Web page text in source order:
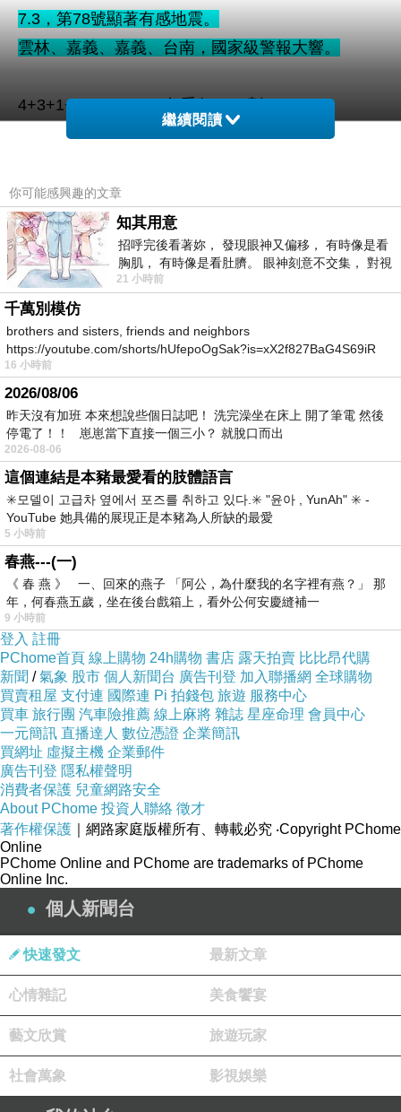
7.3， 第78號顯著有感地震。
雲林、嘉義、嘉義、台南，國家級警報大響。
4+3+1+1+4+7=20
4+9=13
3：也，3劃
78：第78尊
第78尊降臨寶島台灣的素食神：我乃「佛道雙教神
包悉仁」是也。
「欲界第三天之主」又「地獄之主」，共78劃。
「欲界第三天之主」又「地獄之主」，名為「雙王
大帝」。
「雙禔大帝」、「雙王大帝」，共78劃。
「雙禔大帝（蕭衍）（蕭淑怛）」、「雙王大帝
（包拯）（包悉仁）
這是「二尊大神」選擇作「第77尊、第78尊降臨寶
島台灣的素食神」的原因。
https://news.ltn.com.tw/news/world/breakingnews/5000256
https://www.ettoday.net/news/20250402/2936711.htm
https://www.wenweipo.com/a/202504/02/AP67ed5465e4b0d2e9809116
a1.html
2025.4.2，台灣時間22
發生地震。
（1）
（2）「美國地質調查所（USGS）」的數據為
6.2級、深度26公里
里。
鹿兒島縣、宮崎縣，震度4級。
繼續閱讀
你可能感興趣的文章
知其用意
招呼完後看著妳， 發現眼神又偏移， 有時像是看
胸肌， 有時像是看肚臍。 眼神刻意不交集， 對視
視線不對齊， 讓我很難不
21 小時前
千萬別模仿
brothers and sisters, friends and neighbors
https://youtube.com/shorts/hUfepoOgSak?is=xX2f827BaG4S69iR
https
16 小時前
2026/08/06
昨天沒有加班 本來想說些個日誌吧！ 洗完澡坐在床上 開了筆電 然後
停電了！！ 崽崽當下直接一個三小？ 就脫口而出
2026-08-06
這個連結是本豬最愛看的肢體語言
✳️모델이 고급차 옆에서 포즈를 취하고 있다.✳️ "윤아 , YunAh" ✳️ -
YouTube 她具備的展現正是本豬為人所缺的最愛
5 小時前
春燕---(一)
《 春 燕 》 一、回來的燕子 「阿公，為什麼我的名字裡有燕？」 那
年，何春燕五歲，坐在後台戲箱上，看外公何安慶縫補一
9 小時前
登入 註冊
PChome首頁 線上購物 24h購物 書店 露天拍賣 比比昂代購
新聞 /氣象 股市 個人新聞台 廣告刊登 加入聯播網 全球購物
買賣租屋 支付連 國際連 Pi 拍錢包 旅遊 服務中心
買車 旅行團 汽車險推薦 線上麻將 雜誌 星座命理 會員中心
一元簡訊 直播達人 數位憑證 企業簡訊
買網址 虛擬主機 企業郵件
廣告刊登 隱私權聲明
消費者保護 兒童網路安全
About PChome 投資人聯絡 徵才
著作權保護 ｜網路家庭版權所有、轉載必究 ‧Copyright PChome
Online
PChome Online and PChome are trademarks of PChome
Online Inc.
個人新聞台
快速發文 最新文章
心情雜記 美食饗宴
藝文欣賞 旅遊玩家
社會萬象 影視娛樂